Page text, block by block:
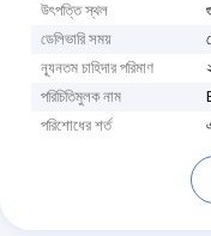
উৎপত্তি স্থল
ডেলিভারি সময়
ন্যূনতম চাহিদার পরিমাণ
পরিচিতিমুলক নাম
পরিশোধের শর্ত